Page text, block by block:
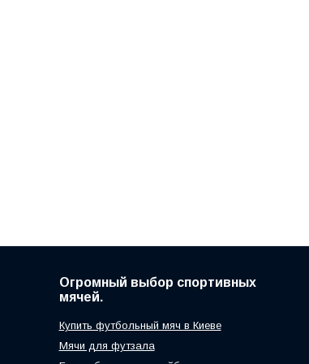
Огромный выбор спортивных
мячей.
Купить футбольный мяч в Киеве
Мячи для футзала